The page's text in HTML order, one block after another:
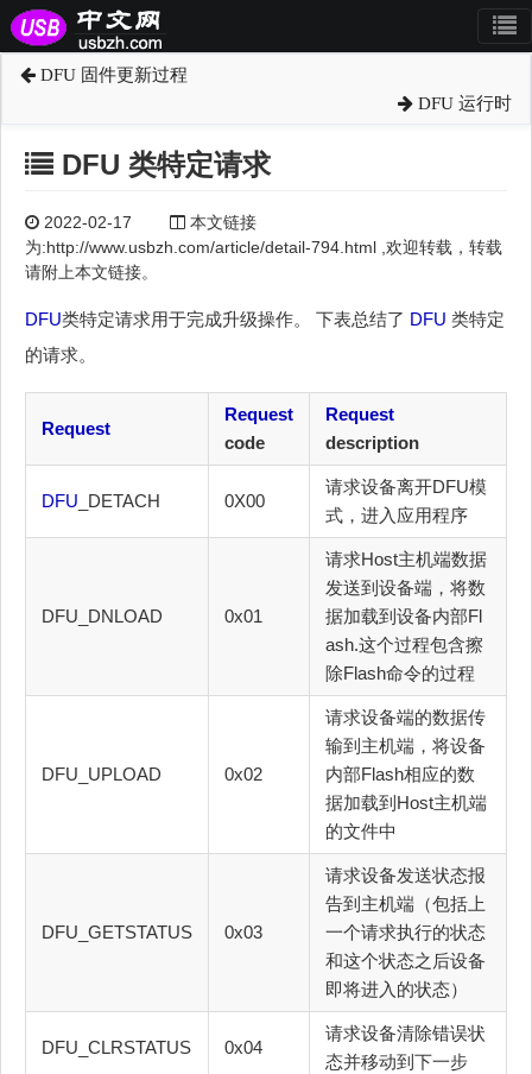
DFU 固件更新过程
DFU 运行时
DFU 类特定请求
2022-02-17
本文链接
为:http://www.usbzh.com/article/detail-794.html ,欢迎转载，转载
请附上本文链接。
DFU类特定请求用于完成升级操作。 下表总结了 DFU 类特定
的请求。
Request
Request
code
Request
description
DFU _DETACH 0X00
请求设备离开DFU模
式，进入应用程序
DFU_DNLOAD 0x01
请求Host主机端数据
发送到设备端，将数
据加载到设备内部Fl
ash.这个过程包含擦
除Flash命令的过程
DFU_UPLOAD 0x02
请求设备端的数据传
输到主机端，将设备
内部Flash相应的数
据加载到Host主机端
的文件中
DFU_GETSTATUS 0x03
请求设备发送状态报
告到主机端（包括上
一个请求执行的状态
和这个状态之后设备
即将进入的状态）
DFU_CLRSTATUS 0x04
请求设备清除错误状
态并移动到下一步